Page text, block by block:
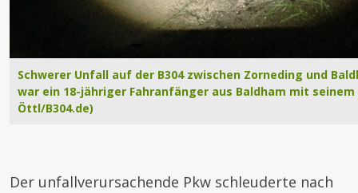
Schwerer Unfall auf der B304 zwischen Zorneding und
war ein 18-jähriger Fahranfänger aus Baldham mit seinem
Öttl/B304.de)
Der unfallverursachende Pkw schleuderte nach